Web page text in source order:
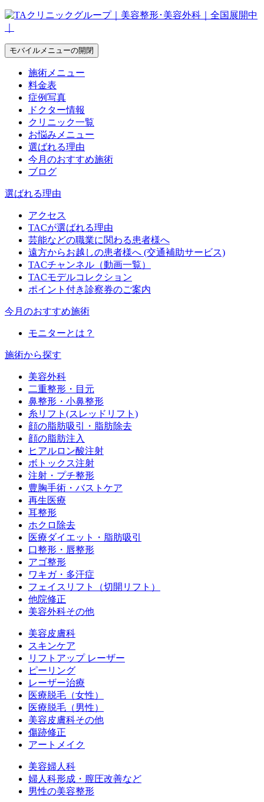
モバイルメニューの開閉
施術メニュー
料金表
症例写真
ドクター情報
クリニック一覧
お悩みメニュー
選ばれる理由
今月のおすすめ施術
ブログ
選ばれる理由
アクセス
TACが選ばれる理由
芸能などの職業に関わる患者様へ
遠方からお越しの患者様へ (交通補助サービス)
TACチャンネル（動画一覧）
TACモデルコレクション
ポイント付き診察券のご案内
今月のおすすめ施術
モニターとは？
施術から探す
美容外科
二重整形・目元
鼻整形・小鼻整形
糸リフト(スレッドリフト)
顔の脂肪吸引・脂肪除去
顔の脂肪注入
ヒアルロン酸注射
ボトックス注射
注射・プチ整形
豊胸手術・バストケア
再生医療
耳整形
ホクロ除去
医療ダイエット・脂肪吸引
口整形・唇整形
アゴ整形
ワキガ・多汗症
フェイスリフト（切開リフト）
他院修正
美容外科その他
美容皮膚科
スキンケア
リフトアップ レーザー
ピーリング
レーザー治療
医療脱毛（女性）
医療脱毛（男性）
美容皮膚科その他
傷跡修正
アートメイク
美容婦人科
婦人科形成・膣圧改善など
男性の美容整形